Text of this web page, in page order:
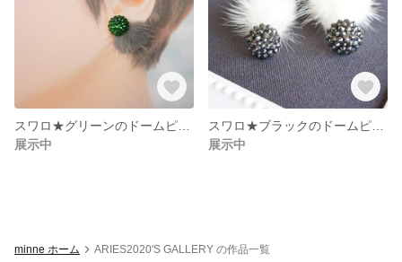
展示中
展示中
minne ホーム ARIES2020'S GALLERY の作品一覧